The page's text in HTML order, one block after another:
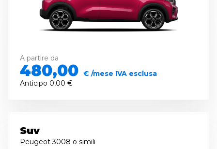
A partire da
480,00 € /mese IVA esclusa
Anticipo 0,00 €
Suv
Peugeot 3008 o simili